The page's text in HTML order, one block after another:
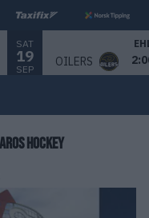
SAT
19
SEP
OILERS
HOCKEY